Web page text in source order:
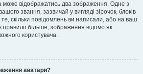
може відображатись два зображення. Одне з
звання, зазвичай у вигляді зірочок, блоків
те, скільки повідомлень ви написали, або на ваш
правило більше, зображення відомо як
користувача.
аватари?